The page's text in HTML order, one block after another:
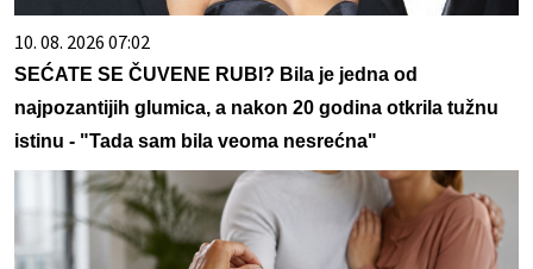
10. 08. 2026 07:02
SEĆATE SE ČUVENE RUBI? Bila je jedna od
najpozantijih glumica, a nakon 20 godina otkrila tužnu
istinu - "Tada sam bila veoma nesrećna"